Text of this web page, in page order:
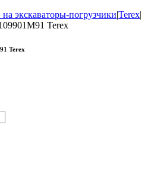
на экскаваторы-погрузчики|Terex|
Terex
Terex